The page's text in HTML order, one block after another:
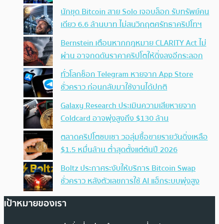
นักขุด Bitcoin สาย Solo เจอบล็อก รับทรัพย์คน
เดียว 6.6 ล้านบาท ไม่สนวิกฤตศรัทธาคริปโทฯ
Bernstein เตือนหากกฎหมาย CLARITY Act ไม่
ผ่าน อาจกดดันราคาคริปโตให้ดิ่งลงอีกระลอก
ทั่วโลกช็อก Telegram หายจาก App Store
ชั่วคราว ก่อนกลับมาใช้งานได้ปกติ
Galaxy Research ประเมินความเสียหายจาก
Coldcard อาจพุ่งสูงถึง $130 ล้าน
ตลาดคริปโตซบเซา วอลุ่มซื้อขายรายวันดิ่งเหลือ
$1.5 หมื่นล้าน ต่ำสุดตั้งแต่ต้นปี 2026
Boltz ประกาศระงับให้บริการ Bitcoin Swap
ชั่วคราว หลังตัวเลขการใช้ AI แฮ็กระบบพุ่งสูง
เป้าหมายของเรา